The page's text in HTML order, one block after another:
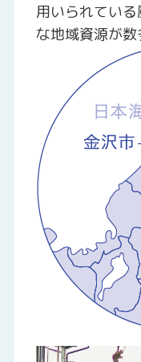
用いられてい
な地域資源が数